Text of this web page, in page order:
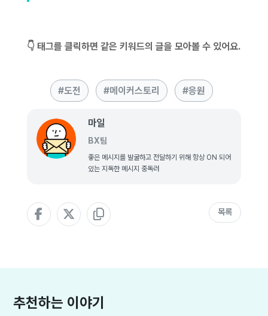
👇 태그를 클릭하면 같은 키워드의 글을 모아볼 수 있어요.
도전 메이커스토리 응원
마일
BX팀
좋은 메시지를 발굴하고 전달하기 위해 항상 ON 되어
있는 지독한 메시지 중독러
목록
추천하는 이야기